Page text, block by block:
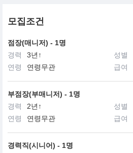
모집조건
점장(매니저) - 1명
경력
3년↑ 성별
연령
연령무관 급여
부점장(부매니저) - 1명
경력
2년↑ 성별
연령
연령무관 급여
경력직(시니어) - 1명